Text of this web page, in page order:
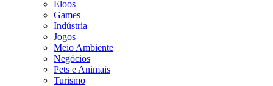
Eloos
Games
Indústria
Jogos
Meio Ambiente
Negócios
Pets e Animais
Turismo